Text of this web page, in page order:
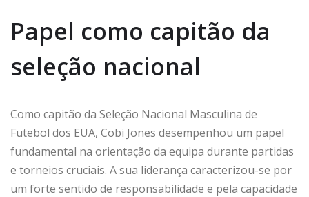
Papel como capitão da
seleção nacional
Como capitão da Seleção Nacional Masculina de
Futebol dos EUA, Cobi Jones desempenhou um papel
fundamental na orientação da equipa durante partidas
e torneios cruciais. A sua liderança caracterizou-se por
um forte sentido de responsabilidade e pela capacidade